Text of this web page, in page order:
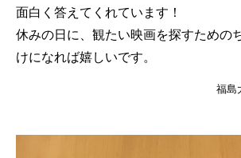
面白く答えてくれています！
休みの日に、観たい映画を探すための
けになれば嬉しいです。
福島